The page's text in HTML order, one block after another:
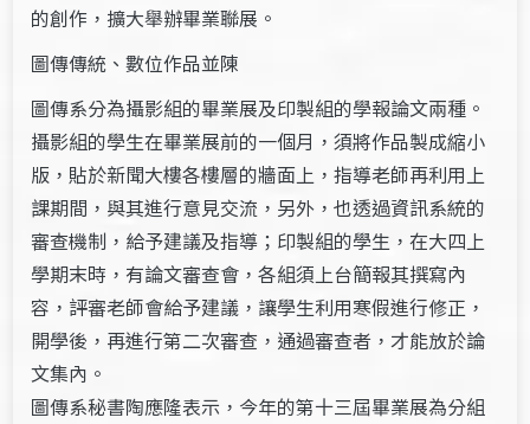
的創作，擴大舉辦畢業聯展。
圖傳傳統、數位作品並陳
圖傳系分為攝影組的畢業展及印製組的學報論文兩種。
攝影組的學生在畢業展前的一個月，須將作品製成縮小
版，貼於新聞大樓各樓層的牆面上，指導老師再利用上
課期間，與其進行意見交流，另外，也透過資訊系統的
審查機制，給予建議及指導；印製組的學生，在大四上
學期末時，有論文審查會，各組須上台簡報其撰寫內
容，評審老師會給予建議，讓學生利用寒假進行修正，
開學後，再進行第二次審查，通過審查者，才能放於論
文集內。
圖傳系秘書陶應隆表示，今年的第十三屆畢業展為分組